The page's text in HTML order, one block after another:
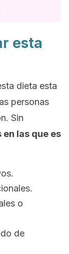
esta
dieta esta
personas
Sin
las que es
o
de